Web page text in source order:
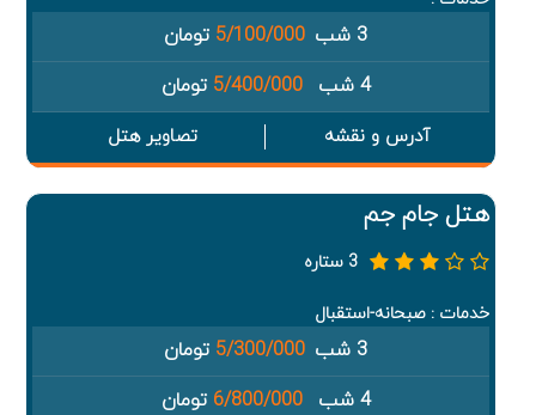
3 شب 5/100/000 تومان
4 شب
5/400/000 تومان
آدرس و نقشه تصاویر هتل
هتل جام جم
3 ستاره
خدمات : صبحانه-استقبال
3 شب 5/300/000 تومان
4 شب
6/800/000 تومان